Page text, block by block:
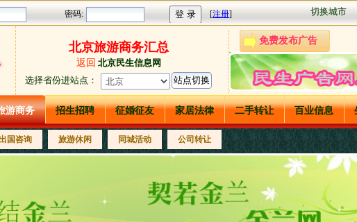
切换城市
免费发布广告
北京旅游商务汇总
返回 北京民生信息网
选择省份进站点 ：
游商务 招生招聘 征婚征友 家居法律 二手转让 百业信息
国咨询 旅游休闲 同城活动 公司转让